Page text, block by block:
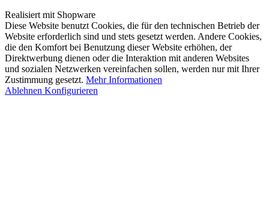
Realisiert mit Shopware
Diese Website benutzt Cookies, die für den technischen Betrieb der
Website erforderlich sind und stets gesetzt werden. Andere Cookies,
die den Komfort bei Benutzung dieser Website erhöhen, der
Direktwerbung dienen oder die Interaktion mit anderen Websites
und sozialen Netzwerken vereinfachen sollen, werden nur mit Ihrer
Zustimmung gesetzt. Mehr Informationen
Ablehnen Konfigurieren